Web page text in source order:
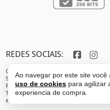
REDES SOCIAIS:
Copyright © 2013 - 2026 - SHOX STORE DO
SERVICOS ADMINISTRATIVOS LTDA CNPJ:
Rua Joaquim Antunes - São Paulo - SP -
Todos os direitos reservados. Proibida
eletrônico sem autorização prévia.
Ao navegar por este site você
uso de cookies para agilizar
experiencia de compra.